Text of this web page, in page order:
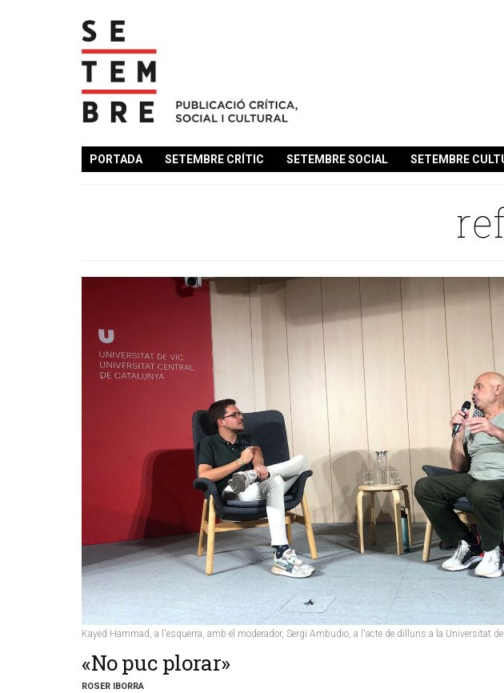
PORTADA SETEMBRE CRÍTIC SETEMBRE SOCIAL SETEMBRE
Kayed Hammad, a l'esquerra, amb el moderador, Sergi Ambudio, a l'acte de dilluns a la Universitat
«No puc plorar»
ROSER IBORRA